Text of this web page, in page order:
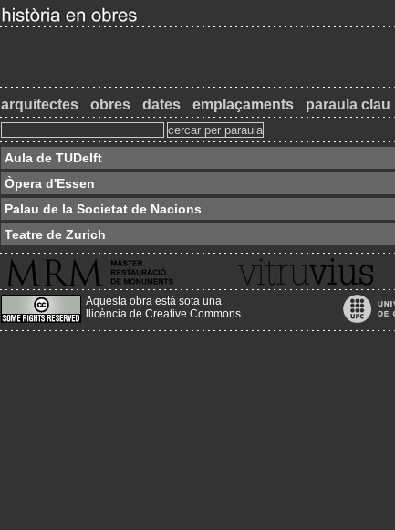
arquitectes obres dates emplaçaments paraula clau
Aula de TUDelft
Òpera d'Essen
Palau de la Societat de Nacions
Teatre de Zurich
Aquesta obra està sota una
llicència de Creative Commons.